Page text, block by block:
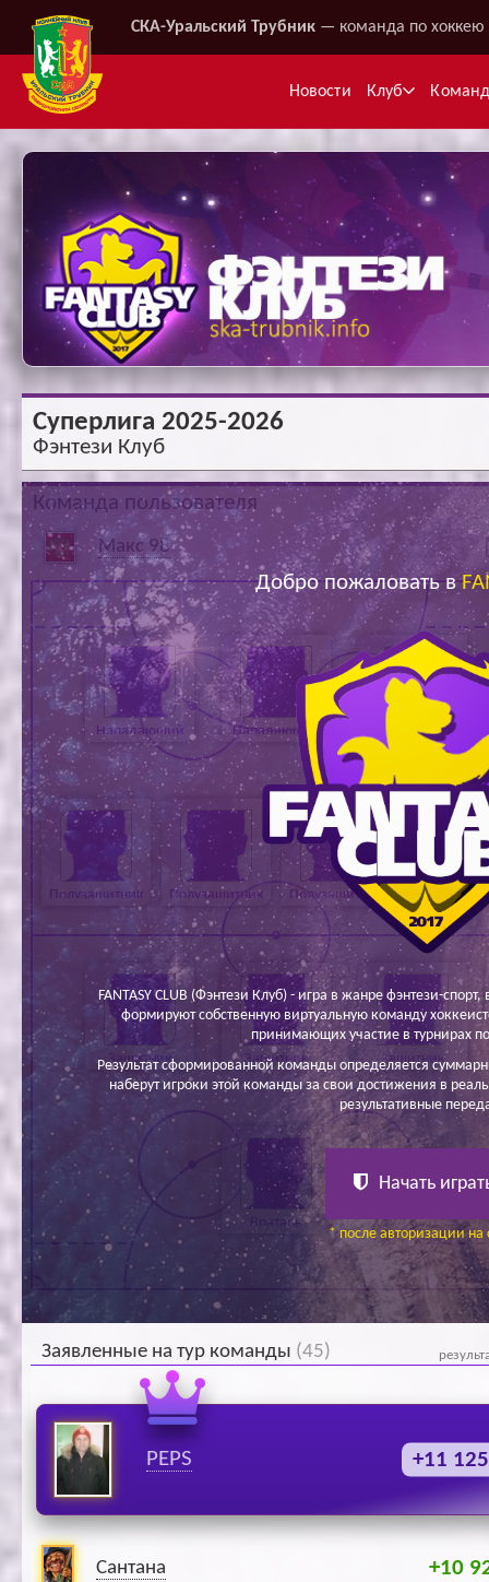
СКА-Уральский Трубник — команда по хоккею
Новости Клуб
Суперлига 2025-2026
Фэнтези Клуб
Добро пожаловать в
FANTASY CLUB (Фэнтези Клуб) - игра в жанре фэнтези-
формируют собственную виртуальную команду
принимающих участие в турнирах
Результат сформированной команды определяется
наберут игроки этой команды за свои достижения в
результативные
Начать
* после авторизации на
Команда пользователя
Макс 98
Вратарь
Защитник Защитник Защитник
Полузащитник Полузащитник Полузащитник
Нападающий Нападающий Нападающий
Заявленные на тур команды (45)
PEPS +11 125
Сантана +10